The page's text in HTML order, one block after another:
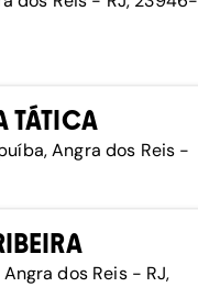
TÁTICA
Angra dos Reis -
dos Reis - RJ,